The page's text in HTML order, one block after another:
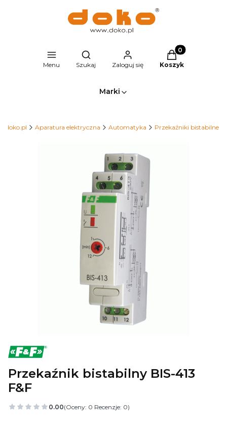
Menu
Otwórz wyszukiwarkę
Szukaj Zaloguj się
Produkty w
Koszyk
Marki
Aparatura elektryczna Automatyka Przekaźniki bistabilne
Przekaźnik bistabilny BIS-413
F&F
0.00(Oceny: 0 Recenzje: 0)